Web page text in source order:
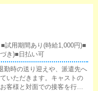
試用期間あり(時給1,000円)■
き)■日払い可
勤時の送り迎えや、派遣先へ
いただきます。キャストの
客様と対面での接客を行っ